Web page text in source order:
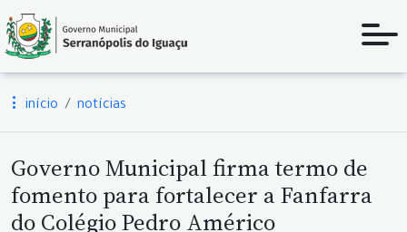
início notícias
Governo Municipal firma termo de
fomento para fortalecer a Fanfarra
do Colégio Pedro Américo